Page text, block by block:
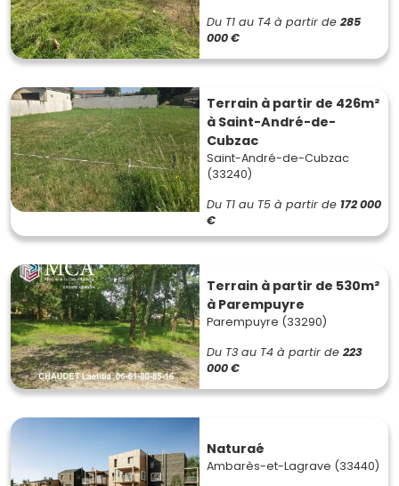
Du T1 au T4 à partir de 285
000 €
Terrain à partir de 426m²
à Saint-André-de-
Cubzac
Saint-André-de-Cubzac
(33240)
Du T1 au T5 à partir de 172 000
€
Terrain à partir de 530m²
à Parempuyre
Parempuyre (33290)
Du T3 au T4 à partir de 223
000 €
Naturaé
Ambarès-et-Lagrave (33440)